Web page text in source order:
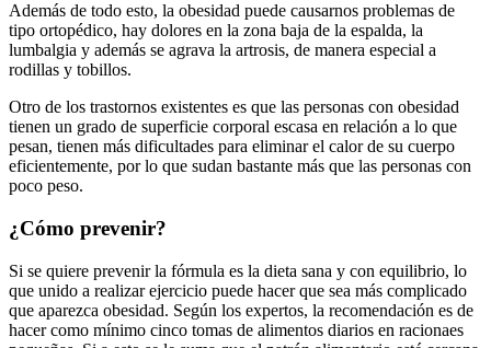
Además de todo esto, la obesidad puede causarnos problemas de
tipo ortopédico, hay dolores en la zona baja de la espalda, la
lumbalgia y además se agrava la artrosis, de manera especial a
rodillas y tobillos.
Otro de los trastornos existentes es que las personas con obesidad
tienen un grado de superficie corporal escasa en relación a lo que
pesan, tienen más dificultades para eliminar el calor de su cuerpo
eficientemente, por lo que sudan bastante más que las personas con
poco peso.
¿Cómo prevenir?
Si se quiere prevenir la fórmula es la dieta sana y con equilibrio, lo
que unido a realizar ejercicio puede hacer que sea más complicado
que aparezca obesidad. Según los expertos, la recomendación es de
hacer como mínimo cinco tomas de alimentos diarios en racionaes